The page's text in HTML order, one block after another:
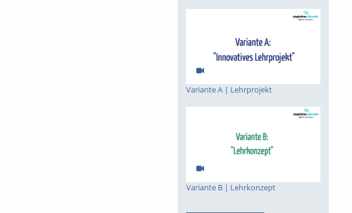
Variante A | Lehrprojekt
Variante B | Lehrkonzept